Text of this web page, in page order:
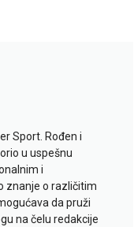
Sport. Rođen i
u uspešnu
i
znanje o različitim
da pruži
na čelu redakcije